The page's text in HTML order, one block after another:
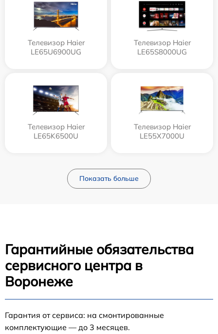
Телевизор Haier
LE65U6900UG
Телевизор Haier
LE65S8000UG
Телевизор Haier
LE65K6500U
Телевизор Haier
LE55X7000U
Показать больше
Гарантийные обязательства
сервисного центра в
Воронеже
Гарантия от сервиса: на смонтированные
комплектующие — до 3 месяцев.